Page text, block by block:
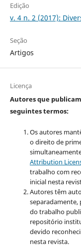
Edição
v. 4 n. 2 (2017):
Seção
Artigos
Licença
Autores que
seguintes termos:
Os autores
o direito de
Attribution
trabalho com
inicial nesta
Autores têm
separadamente,
do trabalho
repositório
devido
nesta revista.